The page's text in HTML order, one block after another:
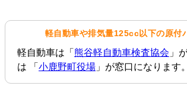
軽自動車や排気量125cc以下の原付
軽自動車は「 熊谷軽自動車検査協会 」
は 「 小鹿野町役場 」が窓口になります。